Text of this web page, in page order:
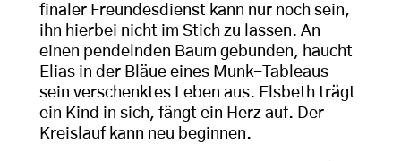
finaler Freundesdienst kann nur noch sein,
ihn hierbei nicht im Stich zu lassen. An
einen pendelnden Baum gebunden, haucht
Elias in der Bläue eines Munk-Tableaus
sein verschenktes Leben aus. Elsbeth trägt
ein Kind in sich, fängt ein Herz auf. Der
Kreislauf kann neu beginnen.